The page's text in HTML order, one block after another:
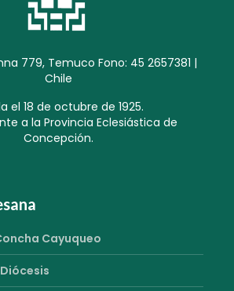
779, Temuco Fono: 45 2657381 |
Chile
el 18 de octubre de 1925.
a la Provincia Eclesiástica de
Concepción.
Cayuqueo